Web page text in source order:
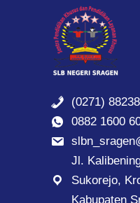
(0271)
0882 1600
Jl.
Sukorejo,
Kabupaten